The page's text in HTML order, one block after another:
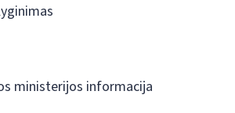
ministerijos informacija